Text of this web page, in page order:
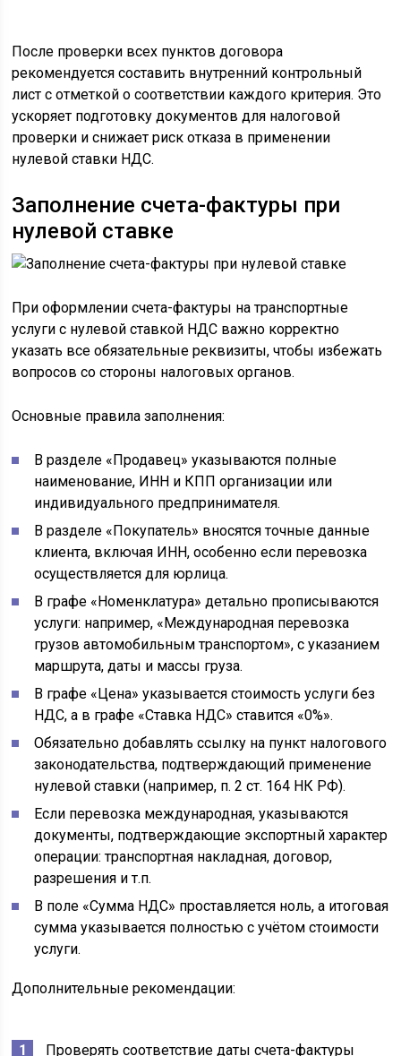
После проверки всех пунктов договора
рекомендуется составить внутренний контрольный
лист с отметкой о соответствии каждого критерия. Это
ускоряет подготовку документов для налоговой
проверки и снижает риск отказа в применении
нулевой ставки НДС.
Заполнение счета-фактуры при
нулевой ставке
При оформлении счета-фактуры на транспортные
услуги с нулевой ставкой НДС важно корректно
указать все обязательные реквизиты, чтобы избежать
вопросов со стороны налоговых органов.
Основные правила заполнения:
В разделе «Продавец» указываются полные
наименование, ИНН и КПП организации или
индивидуального предпринимателя.
В разделе «Покупатель» вносятся точные данные
клиента, включая ИНН, особенно если перевозка
осуществляется для юрлица.
В графе «Номенклатура» детально прописываются
услуги: например, «Международная перевозка
грузов автомобильным транспортом», с указанием
маршрута, даты и массы груза.
В графе «Цена» указывается стоимость услуги без
НДС, а в графе «Ставка НДС» ставится «0%».
Обязательно добавлять ссылку на пункт налогового
законодательства, подтверждающий применение
нулевой ставки (например, п. 2 ст. 164 НК РФ).
Если перевозка международная, указываются
документы, подтверждающие экспортный характер
операции: транспортная накладная, договор,
разрешения и т.п.
В поле «Сумма НДС» проставляется ноль, а итоговая
сумма указывается полностью с учётом стоимости
услуги.
Дополнительные рекомендации:
Проверять соответствие даты счета-фактуры